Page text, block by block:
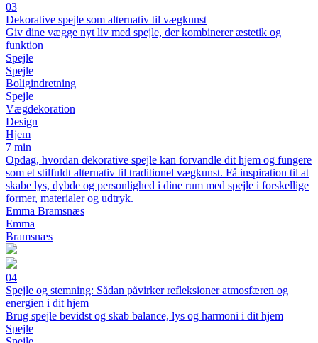
03
Dekorative spejle som alternativ til vægkunst
Giv dine vægge nyt liv med spejle, der kombinerer æstetik og
funktion
Spejle
Spejle
Boligindretning
Spejle
Vægdekoration
Design
Hjem
7 min
Opdag, hvordan dekorative spejle kan forvandle dit hjem og fungere
som et stilfuldt alternativ til traditionel vægkunst. Få inspiration til at
skabe lys, dybde og personlighed i dine rum med spejle i forskellige
former, materialer og udtryk.
Emma Bramsnæs
Emma
Bramsnæs
04
Spejle og stemning: Sådan påvirker refleksioner atmosfæren og
energien i dit hjem
Brug spejle bevidst og skab balance, lys og harmoni i dit hjem
Spejle